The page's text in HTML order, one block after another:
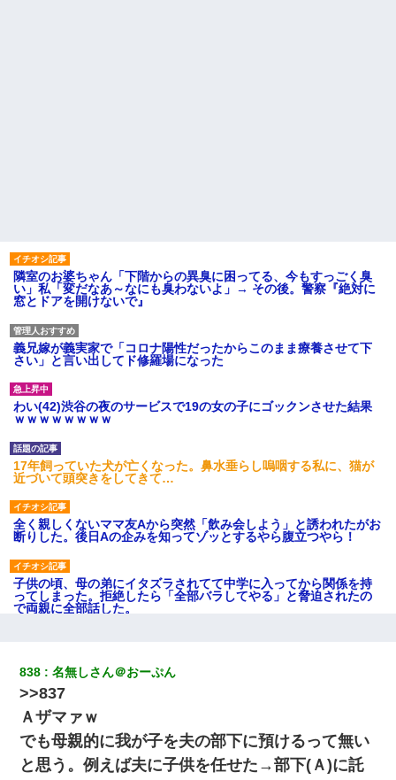
隣室のお婆ちゃん「下階からの異臭に困ってる、今もすっごく臭
い」私「変だなあ～なにも臭わないよ」→ その後。警察『絶対に
窓とドアを開けないで』
義兄嫁が義実家で「コロナ陽性だったからこのまま療養させて下
さい」と言い出してド修羅場になった
わい(42)渋谷の夜のサービスで19の女の子にゴックンさせた結果
ｗｗｗｗｗｗｗｗ
17年飼っていた犬が亡くなった。鼻水垂らし嗚咽する私に、猫が
近づいて頭突きをしてきて…
全く親しくないママ友Aから突然「飲み会しよう」と誘われたがお
断りした。後日Aの企みを知ってゾッとするやら腹立つやら！
子供の頃、母の弟にイタズラされてて中学に入ってから関係を持
ってしまった。拒絶したら「全部バラしてやる」と脅迫されたの
で両親に全部話した。
果
【身体で払わせて】女友達「ごめん、何も言わずにお金貸してく
ださい……」俺「いいよ！いくら？」女友達「10万円ぐら
い……」俺「ほい！10万！」→
838 名無しさん＠おーぷん
>>837
Ａザマァｗ
でも母親的に我が子を夫の部下に預けるって無い
と思う。例えば夫に子供を任せた→部下(Ａ)に託